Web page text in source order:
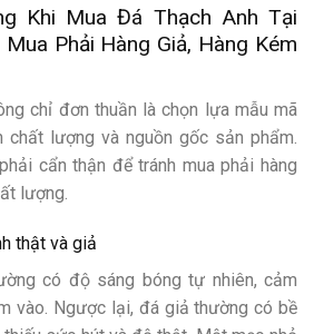
Khi Mua Đá Thạch Anh Tại
Phải Hàng Giả, Hàng Kém
chỉ đơn thuần là chọn lựa mẫu mã
chất lượng và nguồn gốc sản phẩm.
cẩn thận để tránh mua phải hàng
lượng.
thật và giả
có độ sáng bóng tự nhiên, cảm
vào. Ngược lại, đá giả thường có bề